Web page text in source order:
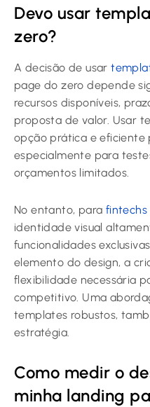
Devo usar
zero?
A decisão de usar
page do zero depende
recursos disponíveis,
proposta de valor. Usar
opção prática e eficiente
especialmente para
orçamentos limitados.
No entanto, para fintechs
identidade visual
funcionalidades
elemento do design, a
flexibilidade necessária
competitivo. Uma
templates robustos,
estratégia.
Como medir o
minha landing